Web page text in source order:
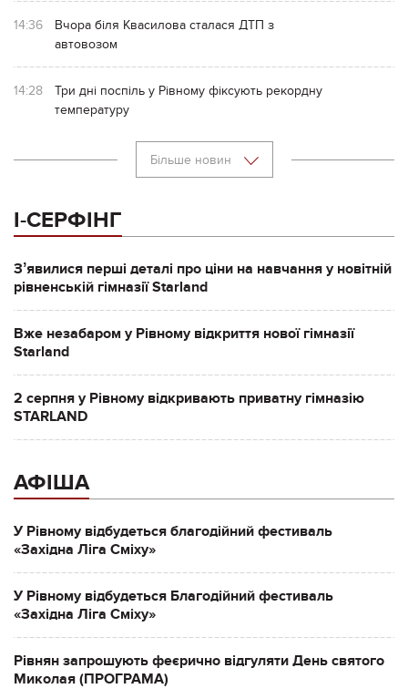
14:36
Вчора біля Квасилова сталася ДТП з
автовозом
14:28
Три дні поспіль у Рівному фіксують рекордну
температуру
Більше новин
І-СЕРФІНГ
Зʼявилися перші деталі про ціни на навчання у новітній
рівненській гімназії Starland
Вже незабаром у Рівному відкриття нової гімназії
Starland
2 серпня у Рівному відкривають приватну гімназію
STARLAND
АФІША
У Рівному відбудеться благодійний фестиваль
«Західна Ліга Сміху»
У Рівному відбудеться Благодійний фестиваль
«Західна Ліга Сміху»
Рівнян запрошують феєрично відгуляти День святого
Миколая (ПРОГРАМА)